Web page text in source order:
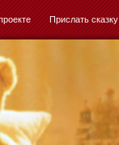
Прислать сказку